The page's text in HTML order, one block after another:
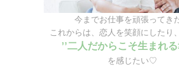
今までお仕事を頑張ってき
これからは、恋人を笑顔にしたり
’’二人だからこそ生まれる
を感じたい♡